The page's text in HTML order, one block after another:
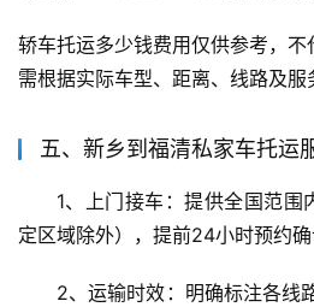
轿车托运多少钱费用仅供参考，不
需根据实际车型、距离、线路及服
五、新乡到福清私家车托运
1、上门接车：提供全国范围
定区域除外），提前24小时预约确
2、运输时效：明确标注各线